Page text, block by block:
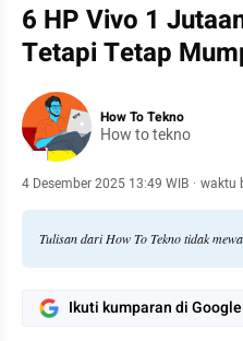
6 HP Vivo 1
Tetapi Tetap
How To Tekno
How to tekno
4 Desember 2025 13:49 WIB · waktu
Tulisan dari How To Tekno tidak
Ikuti kumparan di Google